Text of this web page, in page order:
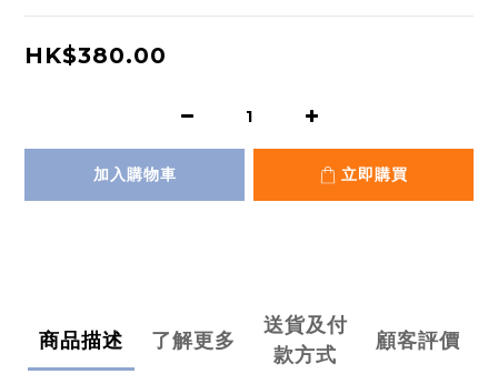
HK$380.00
加入購物車 立即購買
商品描述 了解更多
送貨及付
款方式
顧客評價